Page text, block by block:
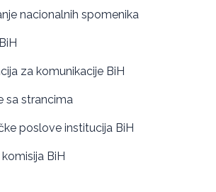
nacionalnih spomenika
za komunikacije BiH
sa strancima
poslove institucija BiH
BiH